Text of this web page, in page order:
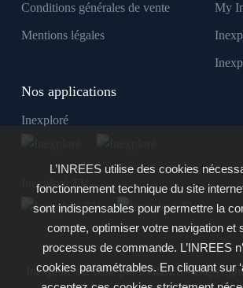
Conditions générales de vente
Mentions légales
My
Nos applications
Inexploré
Inexploré TV
Inexploré est édité par INREES -
L’INREES utilise des cookies
fonctionnement technique du site
sont indispensables pour permettre la
compte, optimiser votre navigation et
processus de commande. L’INREES
cookies paramétrables. En cliquant sur